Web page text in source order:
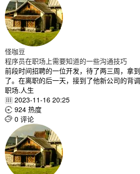
怪咖豆
程序员在职场上需要知道的一些沟通技巧
前段时间招聘的一位开发，待了两三周，拿
了。在离职的后一天，接到了他新公司的背
职场.人生
 2023-11-16 20:25
 924 热度
 0 评论